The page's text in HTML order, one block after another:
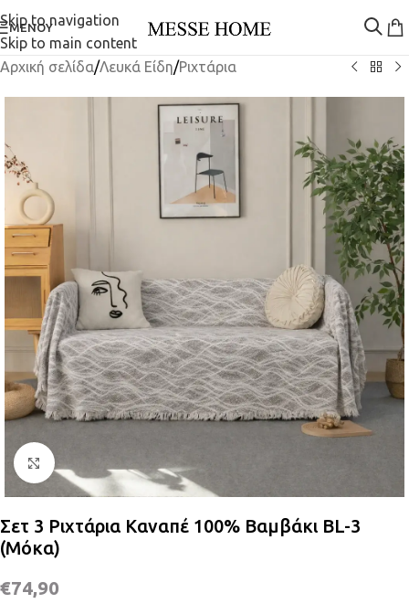
Skip to navigation
Skip to main content
ΜΕΝΟΎ
Αρχική σελίδα/Λευκά Είδη/Ριχτάρια
Κλικ για μεγέθυνση
Σετ 3 Ριχτάρια Καναπέ 100% Βαμβάκι BL-3
(Μόκα)
€74,90